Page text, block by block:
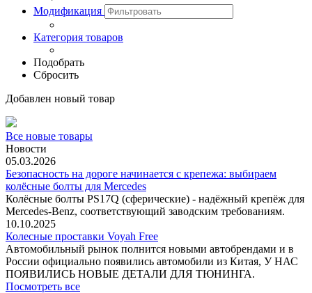
Модификация
Категория товаров
Подобрать
Сбросить
Добавлен новый товар
Все новые товары
Новости
05.03.2026
Безопасность на дороге начинается с крепежа: выбираем
колёсные болты для Mercedes
Колёсные болты PS17Q (сферические) - надёжный крепёж для
Mercedes‑Benz, соответствующий заводским требованиям.
10.10.2025
Колесные проставки Voyah Free
Автомобильный рынок полнится новыми автобрендами и в
России официально появились автомобили из Китая, У НАС
ПОЯВИЛИСЬ НОВЫЕ ДЕТАЛИ ДЛЯ ТЮНИНГА.
Посмотреть все